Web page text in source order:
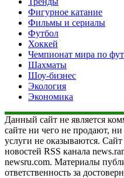
Фигурное катание
Фильмы и сериалы
Футбол
Хоккей
Чемпионат мира по
Шахматы
Шоу-бизнес
Экология
Экономика
Данный сайт не является
сайте ни чего не продают,
услуги не оказываются. Сайт
новостей RSS канала
newsru.com. Материалы
ответственность за